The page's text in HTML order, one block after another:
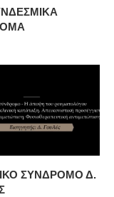
ΣΥΝΔΡΟΜΟ Δ.